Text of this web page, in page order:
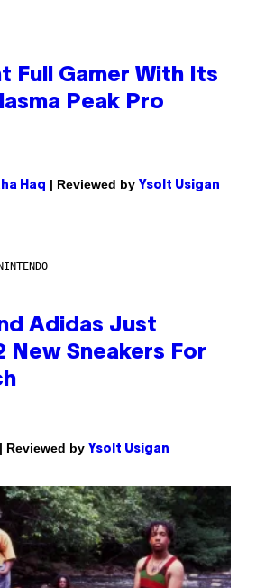
Full Gamer With Its
Peak Pro
Haq | Reviewed by Ysolt Usigan
Adidas Just
New Sneakers For
| Reviewed by Ysolt Usigan